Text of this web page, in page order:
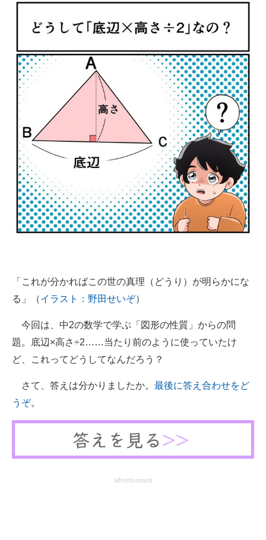
エレクトロニクス専門サイト
エネルギーの専門メディア
建設×テクノロジーの最前線
ちょっと気になるネットの話題
「これが分かればこの世の真理（どうり）が明らかにな
る」（イラスト：野田せいぞ）
今回は、中2の数学で学ぶ「図形の性質」からの問
題。底辺×高さ÷2……当たり前のように使っていたけ
ど、これってどうしてなんだろう？
さて、答えは分かりましたか。 最後に答え合わせをど
うぞ。
advertisement